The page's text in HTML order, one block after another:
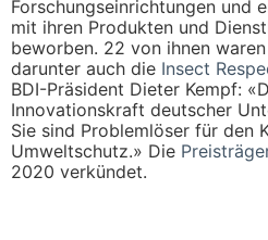
Forschungseinrichtungen und
mit ihren Produkten und
beworben. 22 von ihnen
darunter auch die Insect
BDI-Präsident Dieter Kempf:
Innovationskraft deutscher
Sie sind Problemlöser für den
Umweltschutz.» Die
2020 verkündet.